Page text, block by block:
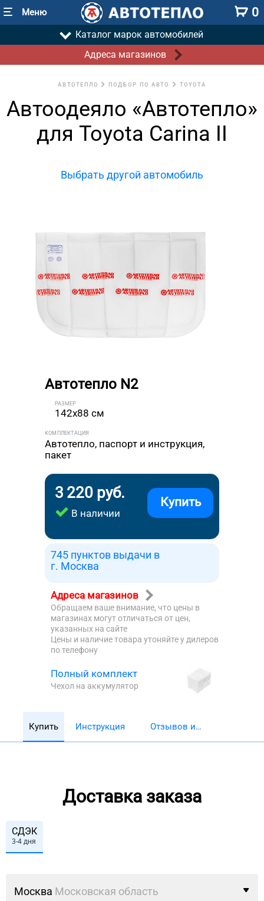
Меню 0
Каталог марок автомобилей
Адреса магазинов
АВТОТЕПЛО ПОДБОР ПО АВТО TOYOTA
Автоодеяло «Автотепло»
для Toyota Carina II
Выбрать другой автомобиль
Автотепло N2
РАЗМЕР
142x88 см
КОМПЛЕКТАЦИЯ
Автотепло, паспорт и инструкция,
пакет
3 220 руб.
В наличии
Купить
745 пунктов выдачи в
г. Москва
Адреса магазинов
Обращаем ваше внимание, что цены в
магазинах могут отличаться от цен,
указанных на сайте
Цены и наличие товара утоняйте у дилеров
по телефону
Полный комплект
Чехол на аккумулятор
Купить Инструкция
Отзывов и
Доставка заказа
СДЭК
3-4 дня
Москва Московская область